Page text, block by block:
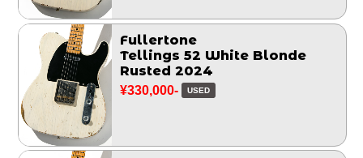
Fullertone
Tellings 52 White Blonde
Rusted 2024
¥330,000- USED